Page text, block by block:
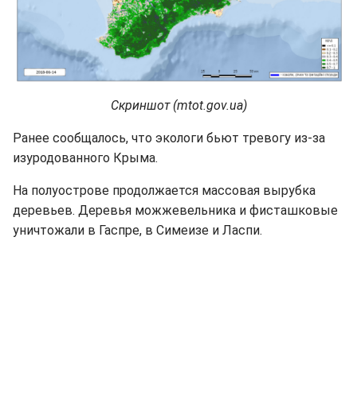
Скриншот (mtot.gov.ua)
Ранее сообщалось, что экологи бьют тревогу из-за
изуродованного Крыма.
На полуострове продолжается массовая вырубка
деревьев. Деревья можжевельника и фисташковые
уничтожали в Гаспре, в Симеизе и Ласпи.